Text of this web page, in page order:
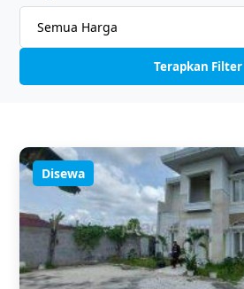
Terapkan Filter
Disewa